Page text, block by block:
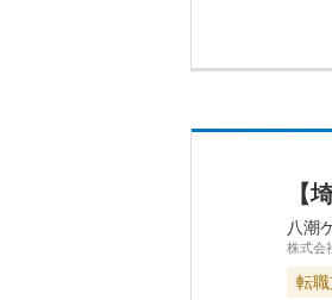
【
八潮
株式会
転